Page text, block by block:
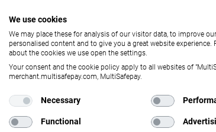
We use cookies
We may place these for analysis of our visitor data, to improve
personalised content and to give you a great website
about the cookies we use open the settings.
Your consent and the cookie policy apply to all websites of
merchant.multisafepay.com, MultiSafepay.
Necessary
Functional